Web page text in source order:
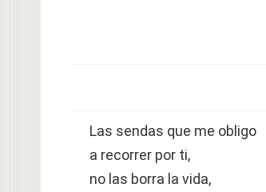
Las sendas que me obligo
a recorrer por ti,
no las borra la vida,